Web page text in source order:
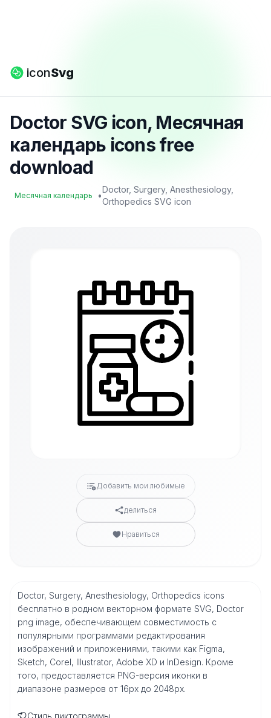
iconSvg
Doctor SVG icon, Месячная
календарь icons free
download
Месячная календарь •
Doctor, Surgery, Anesthesiology,
Orthopedics SVG icon
Добавить мои любимые
делиться
Нравиться
Doctor, Surgery, Anesthesiology, Orthopedics icons
бесплатно в родном векторном формате SVG, Doctor
png image, обеспечивающем совместимость с
популярными программами редактирования
изображений и приложениями, такими как Figma,
Sketch, Corel, Illustrator, Adobe XD и InDesign. Кроме
того, предоставляется PNG-версия иконки в
диапазоне размеров от 16px до 2048px.
Стиль пиктограммы